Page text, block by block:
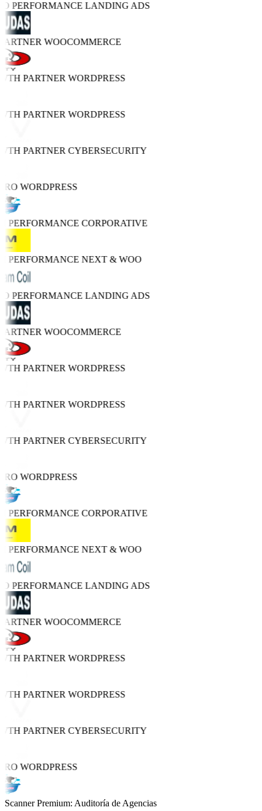
PERFORMANCELANDING ADS
WOOCOMMERCE
PARTNERWORDPRESS
PARTNERWORDPRESS
PARTNERCYBERSECURITY
WORDPRESS
PERFORMANCECORPORATIVE
PERFORMANCENEXT & WOO
PERFORMANCELANDING ADS
WOOCOMMERCE
PARTNERWORDPRESS
PARTNERWORDPRESS
PARTNERCYBERSECURITY
WORDPRESS
PERFORMANCECORPORATIVE
PERFORMANCENEXT & WOO
PERFORMANCELANDING ADS
WOOCOMMERCE
PARTNERWORDPRESS
PARTNERWORDPRESS
PARTNERCYBERSECURITY
WORDPRESS
Scanner Premium: Auditoría de Agencias